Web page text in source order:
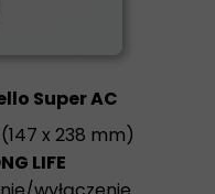
Super AC
x 238 mm)
LIFE